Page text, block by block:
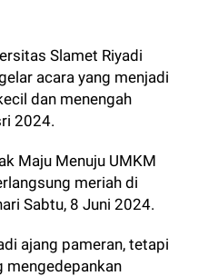
Slamet Riyadi
acara yang menjadi
dan menengah
2024.
Maju Menuju UMKM
meriah di
Sabtu, 8 Juni 2024.
ajang pameran, tetapi
mengedepankan